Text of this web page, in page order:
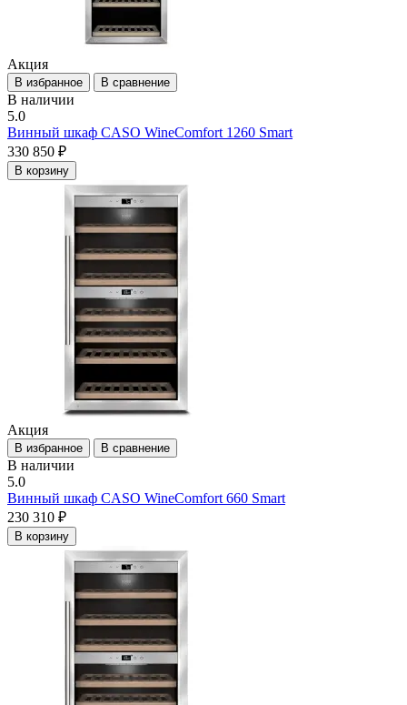
Акция
В избранное В сравнение
В наличии
5.0
Винный шкаф CASO WineComfort 1260 Smart
330 850 ₽
В корзину
Акция
В избранное В сравнение
В наличии
5.0
Винный шкаф CASO WineComfort 660 Smart
230 310 ₽
В корзину